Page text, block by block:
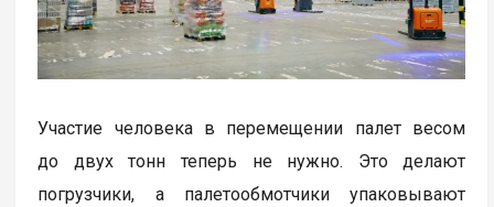
Участие человека в перемещении палет весом
до двух тонн теперь не нужно. Это делают
погрузчики, а палетообмотчики упаковывают